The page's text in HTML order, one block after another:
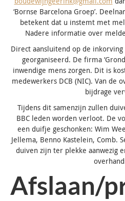
‘Bornse Barcelona Groep’.
betekent dat u instemt met
Nadere informatie over
Direct aansluitend op de
georganiseerd. De firma
inwendige mens zorgen. Dit is
medewerkers DCB (NIC). Van de
bijdrage
Tijdens dit samenzijn zullen
BBC leden worden verloot. De
een duifje geschonken: Wim
Jellema, Benno Kastelein, Comb.
duiven zijn ter plekke aanwezig
Afslaan/